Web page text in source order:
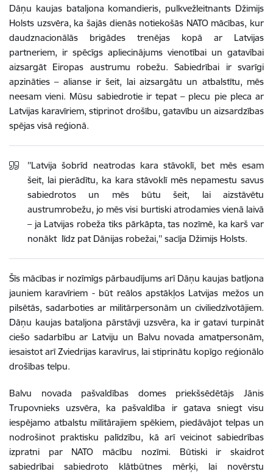
Dāņu kaujas bataljona komandieris, pulkvežleitnants Džimijs
Holsts uzsvēra, ka šajās dienās notiekošās NATO mācības, kur
daudznacionālās brigādes trenējas kopā ar Latvijas
partneriem, ir spēcīgs apliecinājums vienotībai un gatavībai
aizsargāt Eiropas austrumu robežu. Sabiedrībai ir svarīgi
apzināties – alianse ir šeit, lai aizsargātu un atbalstītu, mēs
neesam vieni. Mūsu sabiedrotie ir tepat – plecu pie pleca ar
Latvijas karavīriem, stiprinot drošību, gatavību un aizsardzības
spējas visā reģionā.
''Latvija šobrīd neatrodas kara stāvoklī, bet mēs esam
šeit, lai pierādītu, ka kara stāvoklī mēs nepamestu savus
sabiedrotos un mēs būtu šeit, lai aizstāvētu
austrumrobežu, jo mēs visi burtiski atrodamies vienā laivā
– ja Latvijas robeža tiks pārkāpta, tas nozīmē, ka karš var
nonākt līdz pat Dānijas robežai,'' sacīja Džimijs Holsts.
Šīs mācības ir nozīmīgs pārbaudījums arī Dāņu kaujas batljona
jauniem karavīriem - būt reālos apstākļos Latvijas mežos un
pilsētās, sadarboties ar militārpersonām un civiliedzīvotājiem.
Dāņu kaujas bataljona pārstāvji uzsvēra, ka ir gatavi turpināt
ciešo sadarbību ar Latviju un Balvu novada amatpersonām,
iesaistot arī Zviedrijas karavīrus, lai stiprinātu kopīgo reģionālo
drošības telpu.
Balvu novada pašvaldības domes priekšsēdētājs Jānis
Trupovnieks uzsvēra, ka pašvaldība ir gatava sniegt visu
iespējamo atbalstu militārajiem spēkiem, piedāvājot telpas un
nodrošinot praktisku palīdzību, kā arī veicinot sabiedrības
izpratni par NATO mācību nozīmi. Būtiski ir skaidrot
sabiedrībai sabiedroto klātbūtnes mērķi, lai novērstu